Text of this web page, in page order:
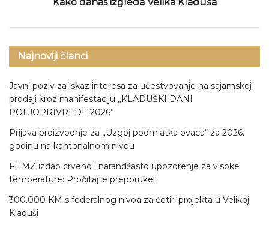
Najnoviji članci
Javni poziv za iskaz interesa za učestvovanje na sajamskoj
prodaji kroz manifestaciju „KLADUŠKI DANI
POLJOPRIVREDE 2026”
Prijava proizvodnje za „Uzgoj podmlatka ovaca“ za 2026.
godinu na kantonalnom nivou
FHMZ izdao crveno i narandžasto upozorenje za visoke
temperature: Pročitajte preporuke!
300.000 KM s federalnog nivoa za četiri projekta u Velikoj
Kladuši